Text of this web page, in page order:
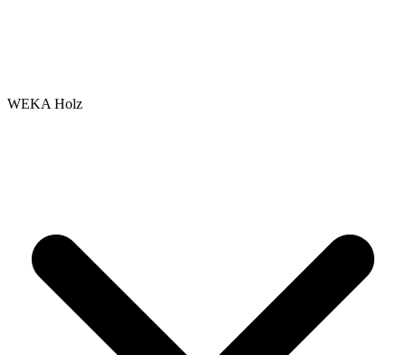
WEKA Holz